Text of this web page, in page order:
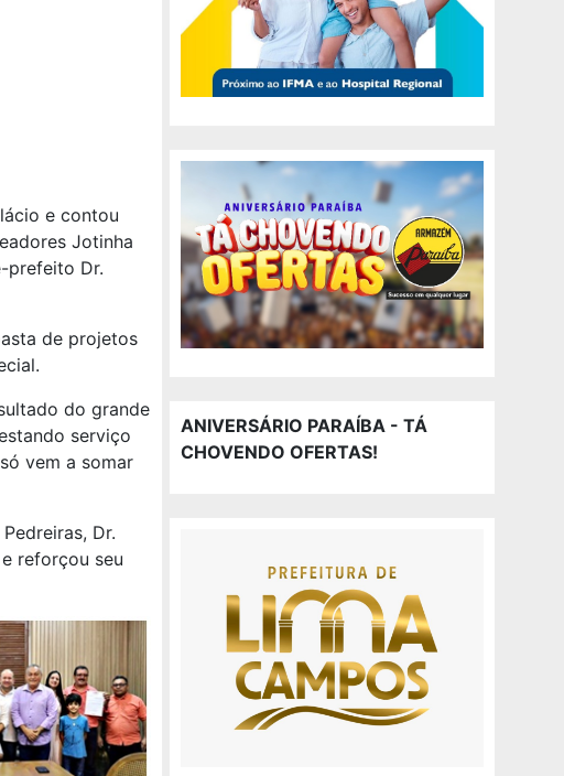
e contou
Jotinha
prefeito Dr.
de projetos
do grande
serviço
vem a somar
Dr.
reforçou seu
ANIVERSÁRIO PARAÍBA - TÁ
CHOVENDO OFERTAS!